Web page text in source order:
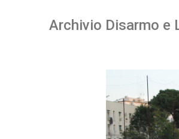
Archivio Disarmo e